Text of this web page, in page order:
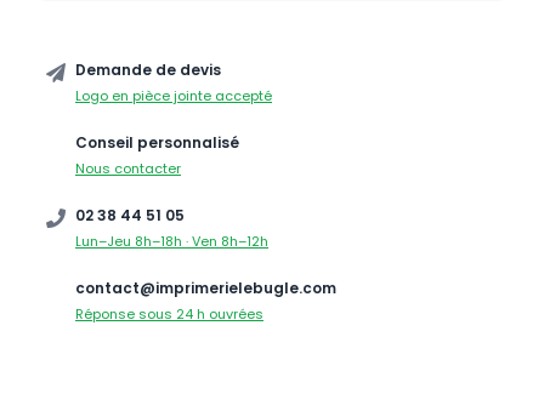
Demande de devis
Logo en pièce jointe accepté
Conseil personnalisé
Nous contacter
02 38 44 51 05
Lun–Jeu 8h–18h · Ven 8h–12h
contact@imprimerielebugle.com
Réponse sous 24 h ouvrées